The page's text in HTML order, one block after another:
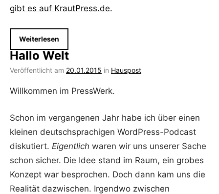
gibt es auf KrautPress.de.
Weiterlesen
Hallo Welt
Veröffentlicht am 20.01.2015 von
Kraft
in Hauspost
Willkommen im PressWerk.
Schon im vergangenen Jahr habe ich über einen
kleinen deutschsprachigen WordPress-Podcast
diskutiert. Eigentlich waren wir uns unserer Sache
schon sicher. Die Idee stand im Raum, ein grobes
Konzept war besprochen. Doch dann kam uns die
Realität dazwischen. Irgendwo zwischen